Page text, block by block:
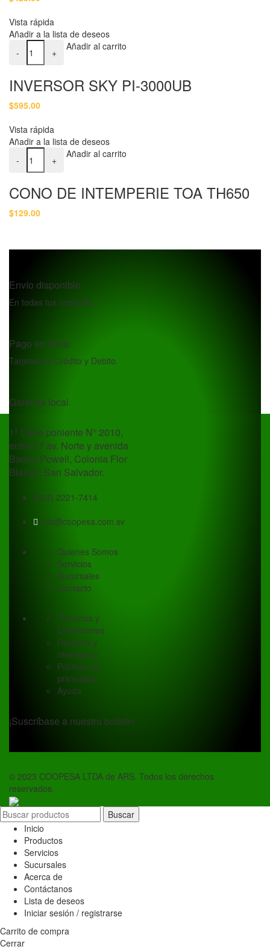
Vista rápida
Añadir a la lista de deseos
-
INVERSOR SKY PI-3000UB cantidad
+
Añadir al carrito
INVERSOR SKY PI-3000UB
$595.00
Vista rápida
Añadir a la lista de deseos
-
CONO DE INTEMPERIE TOA TH650 cantidad
+
Añadir al carrito
CONO DE INTEMPERIE TOA TH650
$129.00
Envío disponible
En todas tus compras.
Pago en línea.
Tarjetas de Crédito y Debito.
Garantía local
1ª Calle poniente N° 2010,
entre 37 av. Norte y avenida
Baden Powell, Colonia Flor
Blanca, San Salvador.
(503) 2221-7414
info@coopesa.com.sv
Quienes Somos
Servicios
Sucursales
Contacto
Terminos y
Condiciones
Garantía y
reembolso
Políticas de
privacidad
Ayuda
¡Suscríbase a nuestro boletín!
© 2023 COOPESA LTDA de ARS. Todos los derechos
reservados.
Buscar
Inicio
Productos
Servicios
Sucursales
Acerca de
Contáctanos
Lista de deseos
Iniciar sesión / registrarse
Carrito de compra
Cerrar